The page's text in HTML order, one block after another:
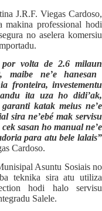
J.R.F. Viegas Cardoso,
makina professional hodi
no aselera komersiu
por volta de 2.6 milaun
maibe ne’e hanesan
fronteira, investementu
ita uza ho didi’ak,
katak meius ne’e
sira ne’ebé mak servisu
sasan ho manual ne’e
para atu bele lalais”
Cardoso.
Asuntu Sosiais no
teknika sira atu utiliza
hodi halo servisu
Salele.